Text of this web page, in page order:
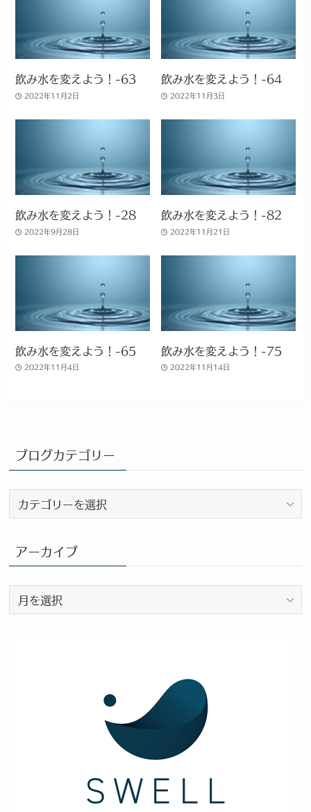
飲み水を変えよう！-63
2022年11月2日
飲み水を変えよう！-64
2022年11月3日
飲み水を変えよう！-28
2022年9月28日
飲み水を変えよう！-82
2022年11月21日
飲み水を変えよう！-65
2022年11月4日
飲み水を変えよう！-75
2022年11月14日
ブログカテゴリー
ロ
カ
テ
ゴ
リ
ー
アーカイブ
ー